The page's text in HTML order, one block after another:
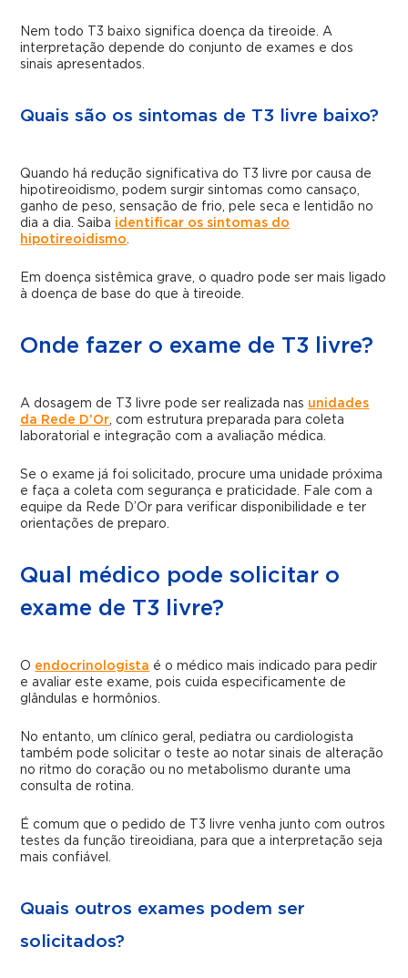
Nem todo T3 baixo significa doença da tireoide. A
interpretação depende do conjunto de exames e dos
sinais apresentados.
Quais são os sintomas de T3 livre baixo?
Quando há redução significativa do T3 livre por causa de
hipotireoidismo, podem surgir sintomas como cansaço,
ganho de peso, sensação de frio, pele seca e lentidão no
dia a dia. Saiba identificar os sintomas do
hipotireoidismo
Em doença sistêmica grave, o quadro pode ser mais ligado
à doença de base do que à tireoide.
Onde fazer o exame de T3 livre?
A dosagem de T3 livre pode ser realizada nas unidades
da Rede D’Or , com estrutura preparada para coleta
laboratorial e integração com a avaliação médica.
Se o exame já foi solicitado, procure uma unidade próxima
e faça a coleta com segurança e praticidade. Fale com a
equipe da Rede D’Or para verificar disponibilidade e ter
orientações de preparo.
Qual médico pode solicitar o
exame de T3 livre?
O endocrinologista é o médico mais indicado para pedir
e avaliar este exame, pois cuida especificamente de
glândulas e hormônios.
No entanto, um clínico geral, pediatra ou cardiologista
também pode solicitar o teste ao notar sinais de alteração
no ritmo do coração ou no metabolismo durante uma
consulta de rotina.
É comum que o pedido de T3 livre venha junto com outros
testes da função tireoidiana, para que a interpretação seja
mais confiável.
Quais outros exames podem ser
solicitados?